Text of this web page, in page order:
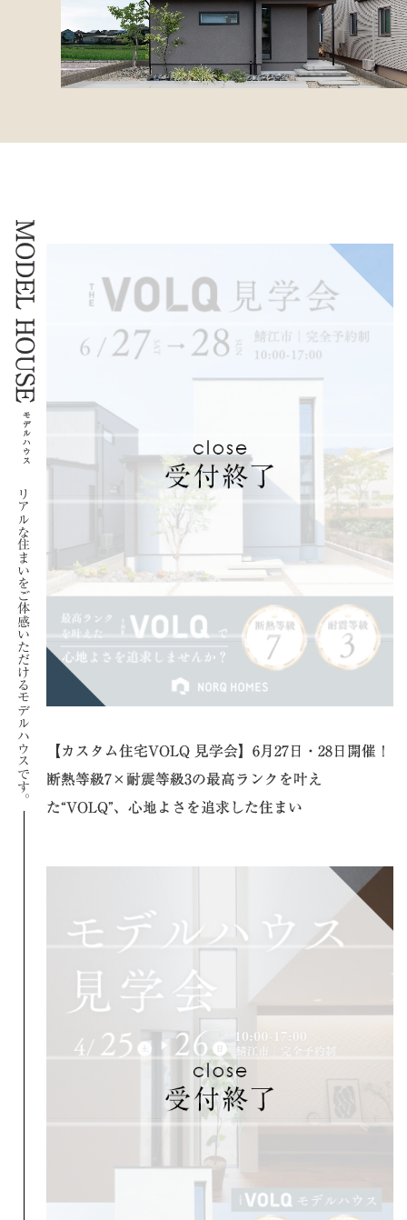
モデルハウス
MODEL HOUSE
リアルな住まいをご体感いただける
モデルハウスです。
【カスタム住宅VOLQ 見学会】6月27日・28日開催！
断熱等級7×耐震等級3の最高ランクを叶え
た“VOLQ”、心地よさを追求した住まい